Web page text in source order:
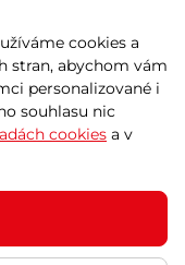
Kariéra
vystavit
u správce daně online; v
cookies a
abychom vám
personalizované i
souhlasu nic
cookies a v